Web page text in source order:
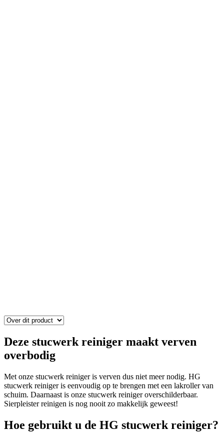
Deze stucwerk reiniger maakt verven
overbodig
Met onze stucwerk reiniger is verven dus niet meer nodig. HG
stucwerk reiniger is eenvoudig op te brengen met een lakroller van
schuim. Daarnaast is onze stucwerk reiniger overschilderbaar.
Sierpleister reinigen is nog nooit zo makkelijk geweest!
Hoe gebruikt u de HG stucwerk reiniger?